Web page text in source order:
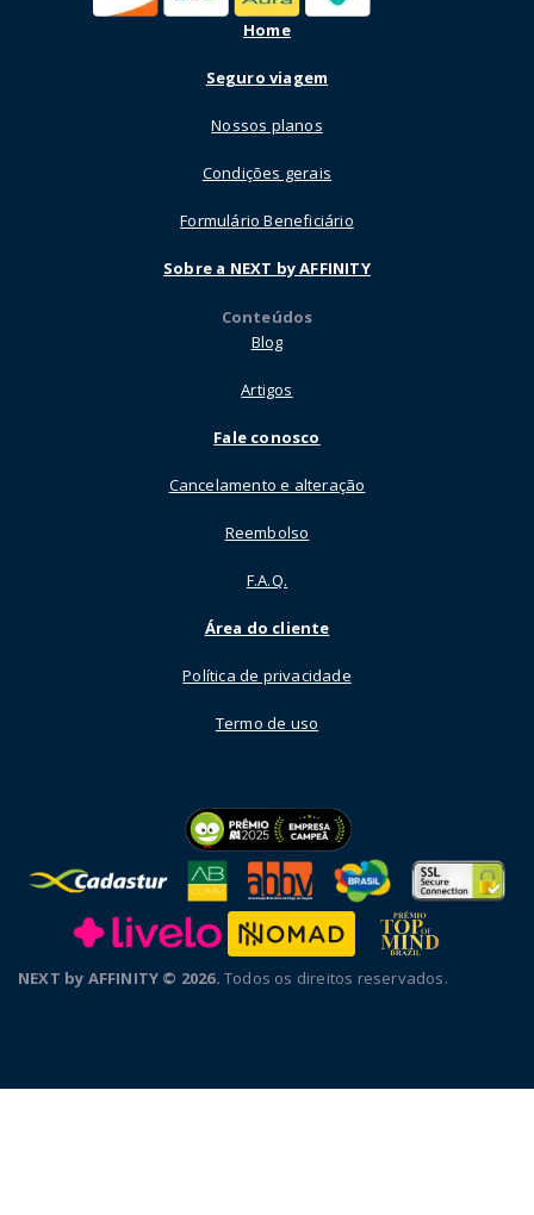
Home
Seguro viagem
Nossos planos
Condições gerais
Formulário Beneficiário
Sobre a NEXT by AFFINITY
Conteúdos
Blog
Artigos
Fale conosco
Cancelamento e alteração
Reembolso
F.A.Q.
Área do cliente
Política de privacidade
Termo de uso
NEXT by AFFINITY © 2026. Todos os direitos reservados.